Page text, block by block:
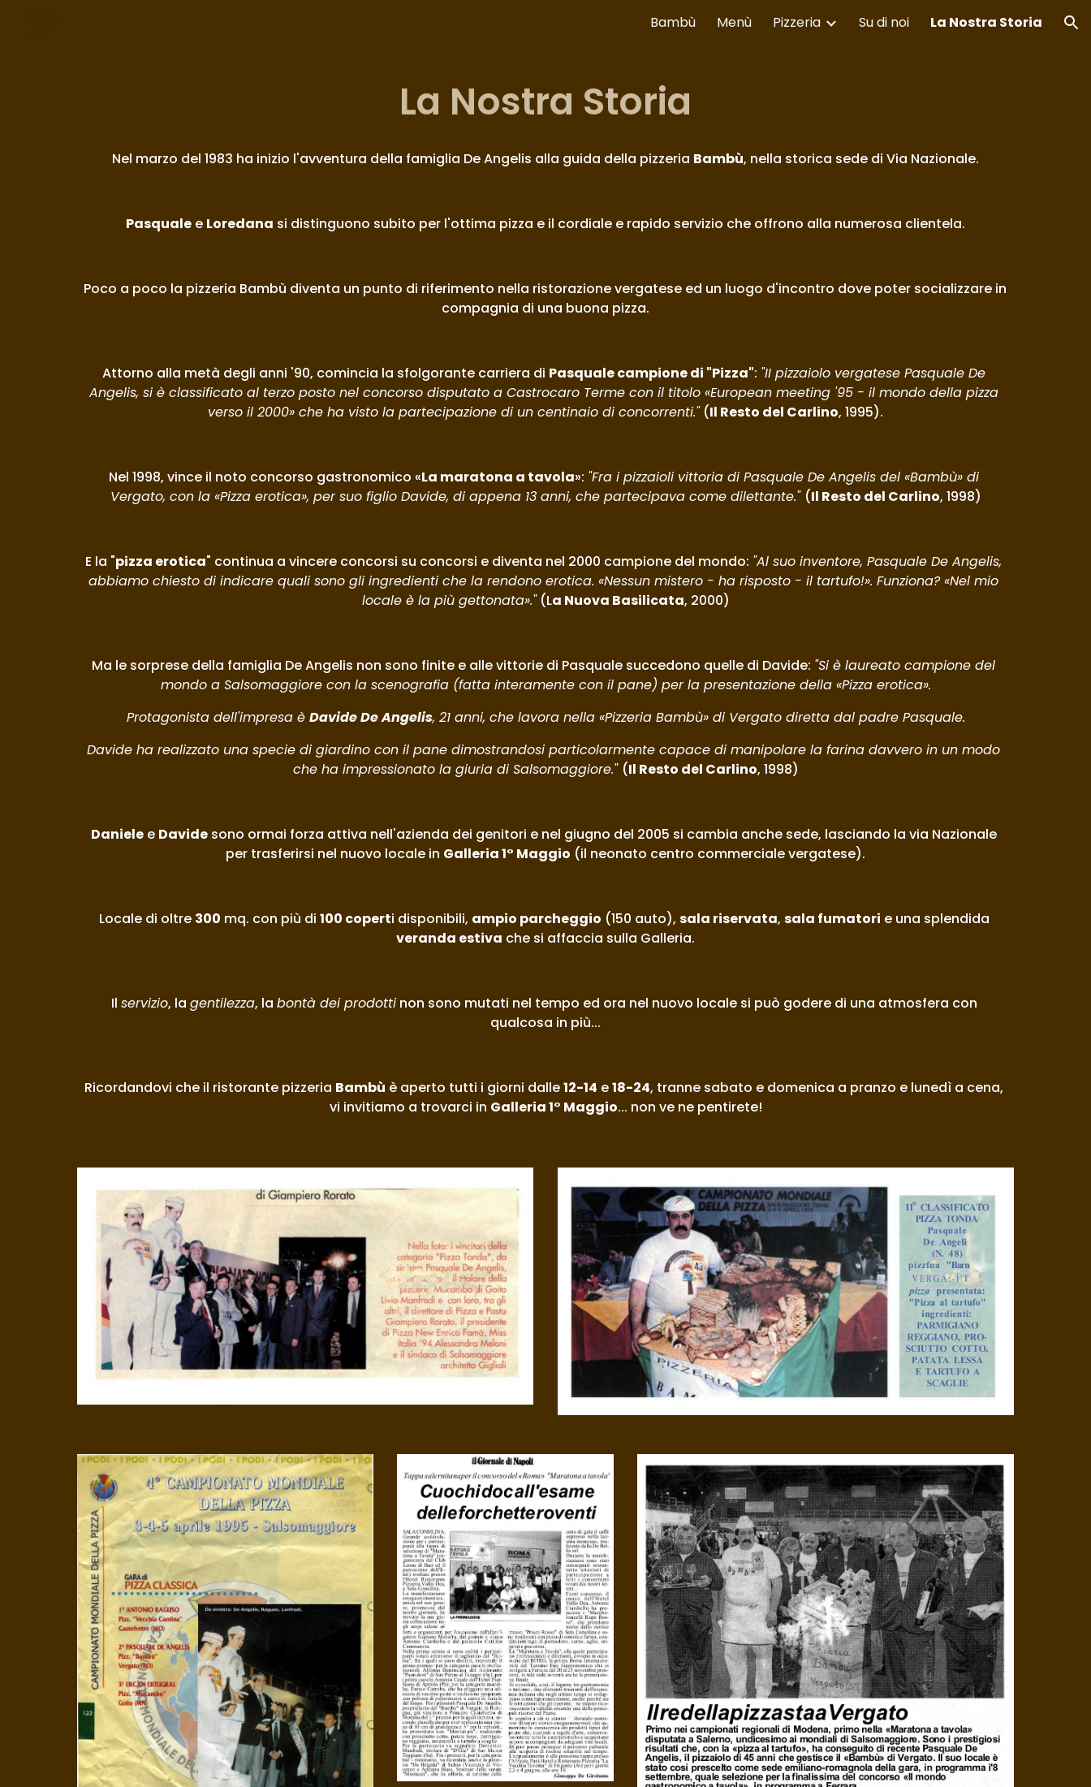
Skip to navigation
Bambù Menù Pizzeria Su di noi La Nostra Storia
La Nostra Storia
Nel marzo del 1983 ha inizio l'avventura della famiglia De Angelis alla guida della pizzeria Bambù, nella storica sede di Via Nazionale.
Pasquale e Loredana si distinguono subito per l'ottima pizza e il cordiale e rapido servizio che offrono alla numerosa clientela.
Poco a poco la pizzeria Bambù diventa un punto di riferimento nella ristorazione vergatese ed un luogo d'incontro dove poter socializzare in
compagnia di una buona pizza.
Attorno alla metà degli anni '90, comincia la sfolgorante carriera di Pasquale campione di "Pizza": "II pizzaiolo vergatese Pasquale De
Angelis, si è classificato al terzo posto nel concorso disputato a Castrocaro Terme con il titolo «European meeting '95 - il mondo della pizza
verso il 2000» che ha visto la partecipazione di un centinaio di concorrenti." (Il Resto del Carlino, 1995).
Nel 1998, vince il noto concorso gastronomico «La maratona a tavola»: "Fra i pizzaioli vittoria di Pasquale De Angelis del «Bambù» di
Vergato, con la «Pizza erotica», per suo figlio Davide, di appena 13 anni, che partecipava come dilettante." (Il Resto del Carlino, 1998)
E la "pizza erotica" continua a vincere concorsi su concorsi e diventa nel 2000 campione del mondo: "Al suo inventore, Pasquale De Angelis,
abbiamo chiesto di indicare quali sono gli ingredienti che la rendono erotica. «Nessun mistero - ha risposto - il tartufo!». Funziona? «Nel mio
locale è la più gettonata»." (La Nuova Basilicata, 2000)
Ma le sorprese della famiglia De Angelis non sono finite e alle vittorie di Pasquale succedono quelle di Davide: "Si è laureato campione del
mondo a Salsomaggiore con la scenografia (fatta interamente con il pane) per la presentazione della «Pizza erotica».
Protagonista dell'impresa è Davide De Angelis, 21 anni, che lavora nella «Pizzeria Bambù» di Vergato diretta dal padre Pasquale.
Davide ha realizzato una specie di giardino con il pane dimostrandosi particolarmente capace di manipolare la farina davvero in un modo
che ha impressionato la giuria di Salsomaggiore." (Il Resto del Carlino, 1998)
Daniele e Davide sono ormai forza attiva nell'azienda dei genitori e nel giugno del 2005 si cambia anche sede, lasciando la via Nazionale
per trasferirsi nel nuovo locale in Galleria 1° Maggio (il neonato centro commerciale vergatese).
Locale di oltre 300 mq. con più di 100 coperti disponibili, ampio parcheggio (150 auto), sala riservata, sala fumatori
veranda estiva che si affaccia sulla Galleria.
Il servizio, la gentilezza, la bontà dei prodotti non sono mutati nel tempo ed ora nel nuovo locale si può godere di una atmosfera con
qualcosa in più...
Ricordandovi che il ristorante pizzeria Bambù è aperto tutti i giorni dalle 12-14 e 18-24, tranne sabato e domenica a pranzo e lunedì a cena,
vi invitiamo a trovarci in Galleria 1° Maggio... non ve ne pentirete!